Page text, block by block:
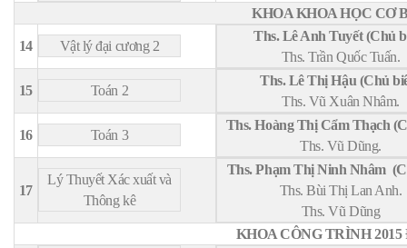
KHOA KHOA HỌC CƠ
14 Vật lý đại cương 2
Ths. Lê Anh Tuyết (Chủ
Ths. Trần Quốc Tuấn.
15 Toán 2
Ths. Lê Thị Hậu (Chủ
Ths. Vũ Xuân Nhâm.
16 Toán 3
Ths. Hoàng Thị Cẩm Thạch
Ths. Vũ Dũng.
17
Lý Thuyết Xác xuất và
Thông kê
Ths. Phạm Thị Ninh Nhâm
Ths. Bùi Thị Lan Anh.
Ths. Vũ Dũng
KHOA CÔNG TRÌNH 2015